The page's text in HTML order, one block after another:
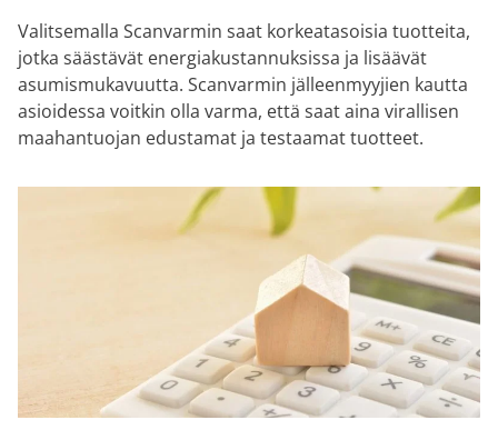
Valitsemalla Scanvarmin saat korkeatasoisia tuotteita,
jotka säästävät energiakustannuksissa ja lisäävät
asumismukavuutta. ​Scanvarmin jälleenmyyjien kautta
asioidessa voitkin olla varma, että saat aina virallisen
maahantuojan edustamat ja testaamat tuotteet.